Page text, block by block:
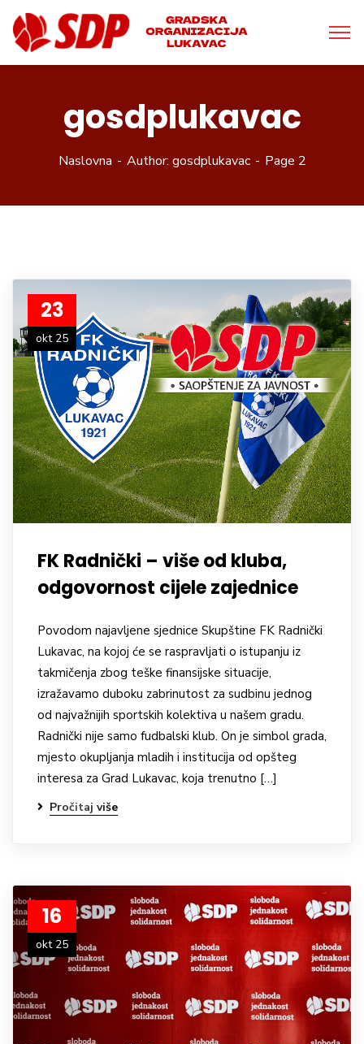
gosdplukavac
Naslovna Author: gosdplukavac Page 2
23
okt 25
FK Radnički – više od kluba,
odgovornost cijele zajednice
Povodom najavljene sjednice Skupštine FK Radnički
Lukavac, na kojoj će se raspravljati o istupanju iz
takmičenja zbog teške finansijske situacije,
izražavamo duboku zabrinutost za sudbinu jednog
od najvažnijih sportskih kolektiva u našem gradu.
Radnički nije samo fudbalski klub. On je simbol grada,
mjesto okupljanja mladih i institucija od opšteg
interesa za Grad Lukavac, koja trenutno […]
Pročitaj više
16
okt 25